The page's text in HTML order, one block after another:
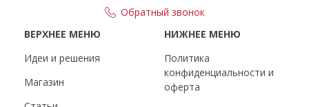
Обратный звонок
ВЕРХНЕЕ МЕНЮ
Идеи и решения
Магазин
НИЖНЕЕ МЕНЮ
Политика
конфиденциальности и
оферта